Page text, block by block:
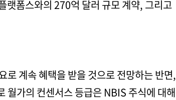
폼스와의 270억 달러 규모 계약, 그리고
로 계속 혜택을 받을 것으로 전망하는 반면,
월가의 컨센서스 등급은 NBIS 주식에 대해